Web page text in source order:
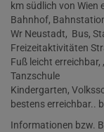
km südlich von Wien
Bahnhof,
Wr Neustadt, Bus,
Freizeitaktivitäten
Fuß leicht
Tanzschule
Kindergarten,
bestens erreichbar..
Informationen bzw.